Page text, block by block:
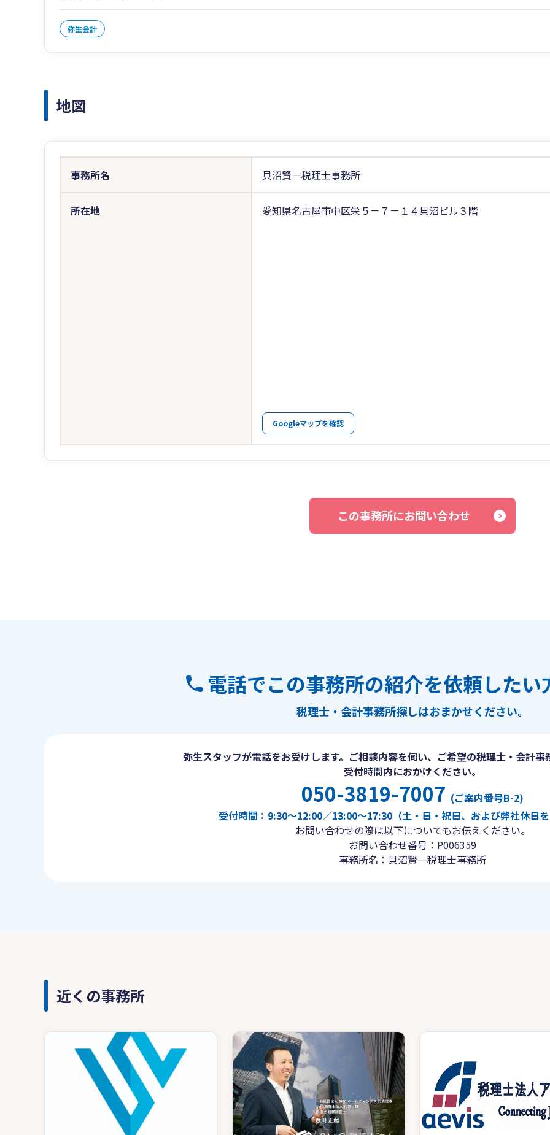
弥生会計
地図
事務所名 貝沼賢一税理士事務所
所在地 愛知県名古屋市中区栄５－７－１４貝沼ビル３階
Googleマップを確認
この事務所にお問い合わせ
電話でこの事務所の紹介を依頼したい
税理士・会計事務所探しはおまかせください。
弥生スタッフが電話をお受けします。ご相談内容を伺い、ご希望の税理士・会計事
受付時間内におかけください。
050-3819-7007 (ご案内番号B-2)
受付時間：9:30〜12:00／13:00〜17:30（土・日・祝日、および弊社休日
お問い合わせの際は以下についてもお伝えください。
お問い合わせ番号：P006359
事務所名：貝沼賢一税理士事務所
近くの事務所